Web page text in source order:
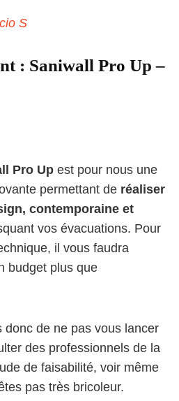
S
: Saniwall Pro Up –
Pro Up est pour nous une
permettant de réaliser
contemporaine et
vos évacuations. Pour
il vous faudra
budget plus que
donc de ne pas vous lancer
des professionnels de la
de faisabilité, voir même
pas très bricoleur.